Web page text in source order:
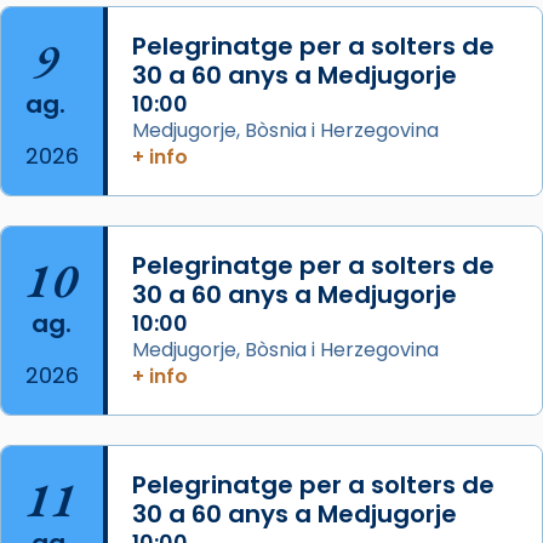
que les santes són filles de l’antiga Iluro.
Mataró en reivindicarà les relíquies fins que
les aconseguirà el 1772. L’ofici que es canta
a la “Missa de les Santes” (“Missa de
Glòria”) fou composta el 1848 per Mn.
Manuel Blanch, amb aire d’òpera
italianitzant; s’interpreta per privilegi
pontifici, amb orquestra i cor, i té una
duració aproximada de tres hores. Després,
processó (recuperada el 1972) al voltant
del temple amb les relíquies de les santes.
Des de 1985 hi participa també un grup de
diablesses amb música i ball propis. Festa
«Si vols saber què és calor, ves per les
Santes a Mataró»🥵.
Photo
9
ag.
2026
Pelegrinatge per a solters de
30 a 60 anys a Medjugorje
10:00
Medjugorje, Bòsnia i Herzegovina
+ info
10
ag.
2026
Pelegrinatge per a solters de
30 a 60 anys a Medjugorje
10:00
Medjugorje, Bòsnia i Herzegovina
+ info
11
Pelegrinatge per a solters de
30 a 60 anys a Medjugorje